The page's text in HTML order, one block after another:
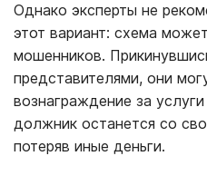
Однако эксперты не
этот вариант: схема
мошенников.
представителями, они
вознаграждение за
должник останется со
потеряв иные деньги.